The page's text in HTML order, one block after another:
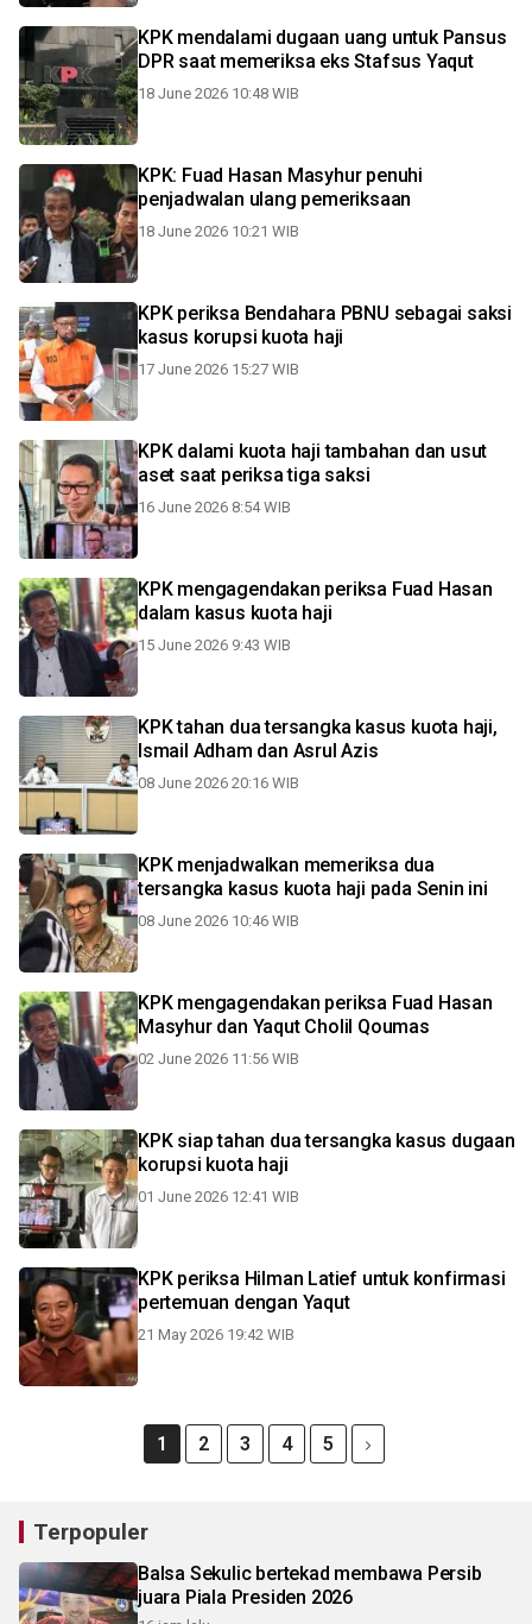
KPK mendalami dugaan uang untuk Pansus
DPR saat memeriksa eks Stafsus Yaqut
18 June 2026 10:48 WIB
KPK: Fuad Hasan Masyhur penuhi
penjadwalan ulang pemeriksaan
18 June 2026 10:21 WIB
KPK periksa Bendahara PBNU sebagai saksi
kasus korupsi kuota haji
17 June 2026 15:27 WIB
KPK dalami kuota haji tambahan dan usut
aset saat periksa tiga saksi
16 June 2026 8:54 WIB
KPK mengagendakan periksa Fuad Hasan
dalam kasus kuota haji
15 June 2026 9:43 WIB
KPK tahan dua tersangka kasus kuota haji,
Ismail Adham dan Asrul Azis
08 June 2026 20:16 WIB
KPK menjadwalkan memeriksa dua
tersangka kasus kuota haji pada Senin ini
08 June 2026 10:46 WIB
KPK mengagendakan periksa Fuad Hasan
Masyhur dan Yaqut Cholil Qoumas
02 June 2026 11:56 WIB
KPK siap tahan dua tersangka kasus dugaan
korupsi kuota haji
01 June 2026 12:41 WIB
KPK periksa Hilman Latief untuk konfirmasi
pertemuan dengan Yaqut
21 May 2026 19:42 WIB
1 2 3 4 5
Terpopuler
Balsa Sekulic bertekad membawa Persib
juara Piala Presiden 2026